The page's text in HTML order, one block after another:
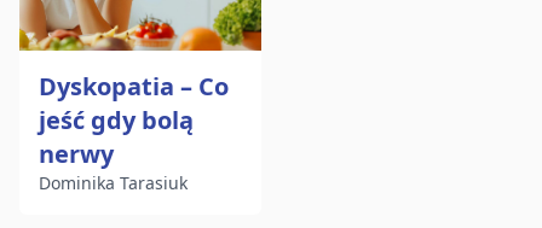
Dyskopatia – Co
jeść gdy bolą
nerwy
Dominika Tarasiuk